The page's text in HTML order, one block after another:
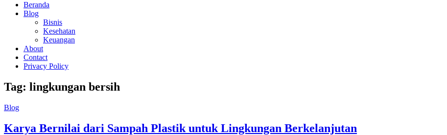
Beranda
Blog
Bisnis
Kesehatan
Keuangan
About
Contact
Privacy Policy
Tag: lingkungan bersih
Blog
Karya Bernilai dari Sampah Plastik untuk Lingkungan Berkelanjutan